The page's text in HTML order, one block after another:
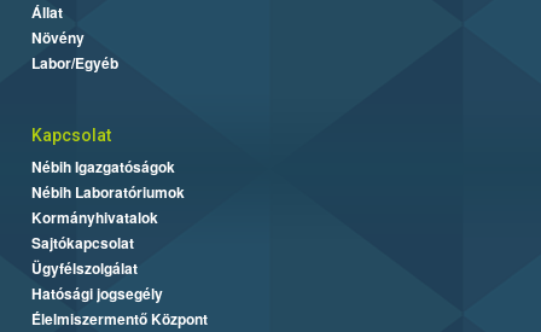
Állat
Növény
Labor/Egyéb
Kapcsolat
Nébih Igazgatóságok
Nébih Laboratóriumok
Kormányhivatalok
Sajtókapcsolat
Ügyfélszolgálat
Hatósági jogsegély
Élelmiszermentő Központ